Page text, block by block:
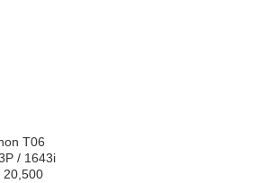
T06
/ 1643i
20,500